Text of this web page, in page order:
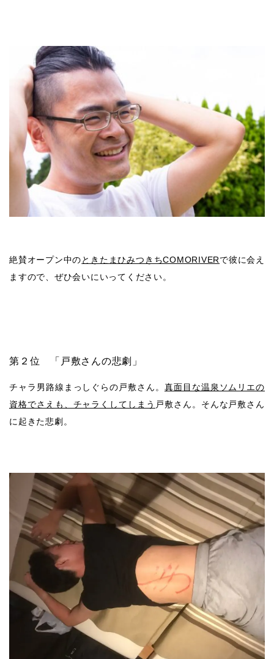
絶賛オープン中のときたまひみつきちCOMORIVERで彼に会え
ますので、ぜひ会いにいってください。
第２位 「戸敷さんの悲劇」
チャラ男路線まっしぐらの戸敷さん。 真面目な温泉ソムリエの
資格でさえも、チャラくしてしまう 戸敷さん。そんな戸敷さん
に起きた悲劇。